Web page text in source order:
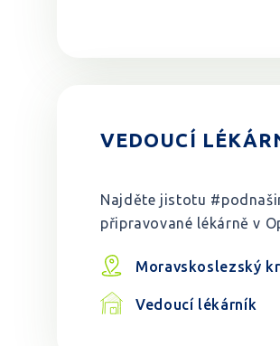
VEDOUCÍ
Najděte jistotu
připravované lékárně v
Moravskoslezský
Vedoucí lékárník